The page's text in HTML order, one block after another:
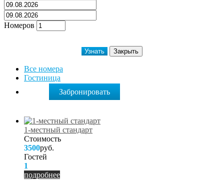
Номеров
Узнать Закрыть
Все номера
Гостиница
Забронировать
1-местный стандарт
Стоимость
3500руб.
Гостей
1
подробнее